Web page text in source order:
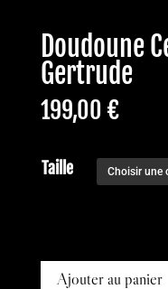
Doudoune
Gertrude
199,00 €
Taille
Ajouter au panier